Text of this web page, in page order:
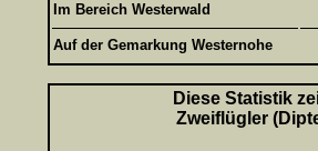
Im Bereich Westerwald
Auf der Gemarkung Westernohe
Diese Statistik
Zweiflügler